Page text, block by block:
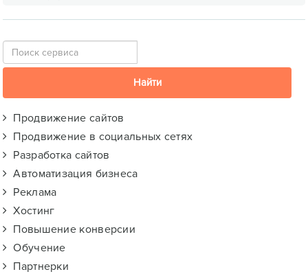
Продвижение сайтов
Продвижение в социальных сетях
Разработка сайтов
Автоматизация бизнеса
Реклама
Хостинг
Повышение конверсии
Обучение
Партнерки